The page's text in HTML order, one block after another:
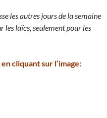
les autres jours de la semaine
les laïcs, seulement pour les
cliquant sur l’image: